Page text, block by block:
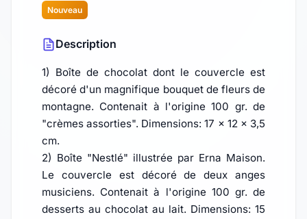
Nouveau
Description
1) Boîte de chocolat dont le couvercle est
décoré d'un magnifique bouquet de fleurs de
montagne. Contenait à l'origine 100 gr. de
"crèmes assorties". Dimensions: 17 x 12 x 3,5
cm.
2) Boîte "Nestlé" illustrée par Erna Maison.
Le couvercle est décoré de deux anges
musiciens. Contenait à l'origine 100 gr. de
desserts au chocolat au lait. Dimensions: 15